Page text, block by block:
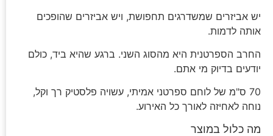
יש אביזרים שמשדרגים תחפושת, ויש אביזרים שהופכים
אותה לדמות.
החרב הספרטנית היא מהסוג השני. ברגע שהיא ביד, כולם
יודעים בדיוק מי אתם.
70 ס"מ של לוחם ספרטני אמיתי, עשויה פלסטיק רך וקל,
נוחה לאחיזה לאורך כל האירוע.
מה כלול במוצר